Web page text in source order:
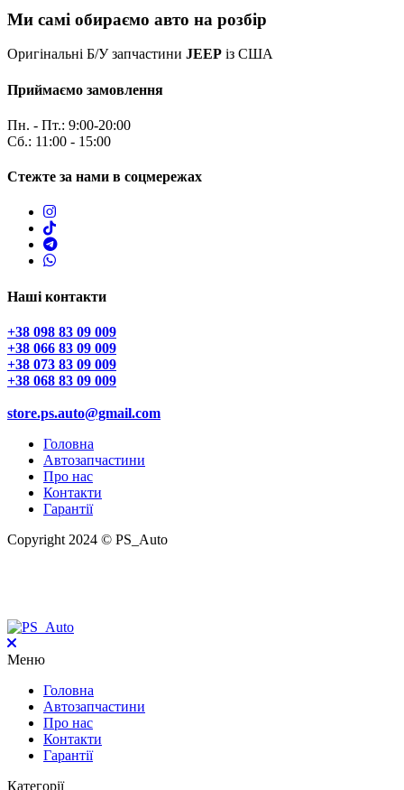
Ми самі обираємо авто на розбір
Оригінальні Б/У запчастини JEEP із США
Приймаємо замовлення
Пн. - Пт.: 9:00-20:00
Сб.: 11:00 - 15:00
Стежте за нами в соцмережах
Наші контакти
+38 098 83 09 009
+38 066 83 09 009
+38 073 83 09 009
+38 068 83 09 009
store.ps.auto@gmail.com
Головна
Автозапчастини
Про нас
Контакти
Гарантії
Copyright 2024 © PS_Auto
Меню
Головна
Автозапчастини
Про нас
Контакти
Гарантії
Категорії